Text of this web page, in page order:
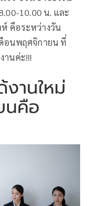
10.00 น. และ
คือระหว่างวัน
อนพฤศจิกายน ที่
านค่ะ!!!
านใหม่
นคือ